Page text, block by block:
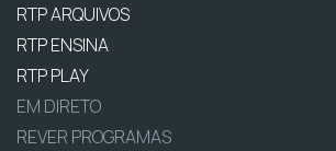
RTP ARQUIVOS
RTP ENSINA
RTP PLAY
EM DIRETO
REVER PROGRAMAS